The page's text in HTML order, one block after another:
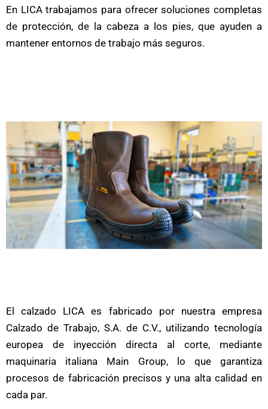
En LICA trabajamos para ofrecer soluciones completas
de protección, de la cabeza a los pies, que ayuden a
mantener entornos de trabajo más seguros.
El calzado LICA es fabricado por nuestra empresa
Calzado de Trabajo, S.A. de C.V., utilizando tecnología
europea de inyección directa al corte, mediante
maquinaria italiana Main Group, lo que garantiza
procesos de fabricación precisos y una alta calidad en
cada par.